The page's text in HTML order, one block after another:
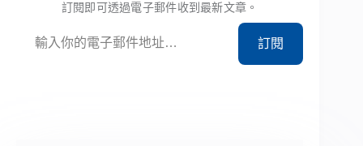
訂閱即可透過電子郵件收到最新文章。
訂閱